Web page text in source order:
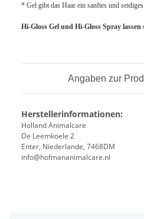
* Gel gibt das Haar ein sanftes und seidiges
Hi-Gloss Gel und Hi-Gloss Spray
Angaben zur
Herstellerinformationen:
Holland Animalcare
De Leemkoele 2
Enter, Niederlande, 7468DM
info@hofmananimalcare.nl